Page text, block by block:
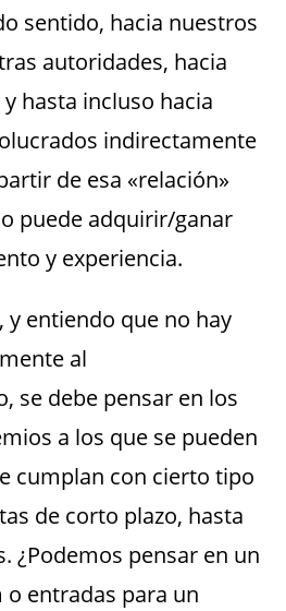
sentido, hacia nuestros
autoridades, hacia
hasta incluso hacia
indirectamente
de esa «relación»
puede adquirir/ganar
y experiencia.
y entiendo que no hay
al
se debe pensar en los
a los que se pueden
cumplan con cierto tipo
de corto plazo, hasta
¿Podemos pensar en un
entradas para un